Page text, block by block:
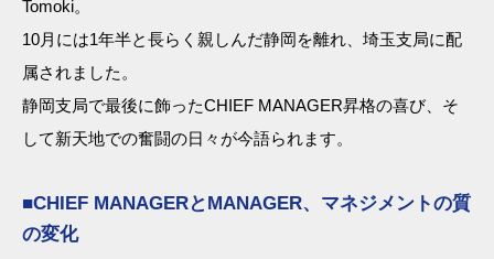
Tomoki。
10月には1年半と長らく親しんだ静岡を離れ、埼玉支局に配
属されました。
静岡支局で最後に飾ったCHIEF MANAGER昇格の喜び、そ
して新天地での奮闘の日々が今語られます。
■CHIEF MANAGERとMANAGER、マネジメントの質
の変化